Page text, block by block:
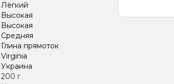
Лёгкий
Высокая
Высокая
Средняя
Глина прямоток
Virginia
Украина
200 г